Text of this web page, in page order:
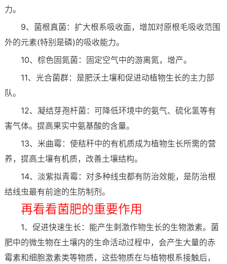
力。
9、菌根真菌：扩大根系吸收面，增加对原根毛吸收范围
外的元素(特别是磷)的吸收能力。
10、棕色固氮菌：固定空气中的游离氮，增产。
11、光合菌群：是肥沃土壤和促进动植物生长的主力部
队。
12、凝结芽孢杆菌：可降低环境中的氨气、硫化氢等有
害气体。提高果实中氨基酸的含量。
13、米曲霉：使秸秆中的有机质成为植物生长所需的营
养，提高土壤有机质，改善土壤结构。
14、淡紫拟青霉：对多种线虫都有防治效能，是防治根
结线虫最有前途的生防制剂。
再看看菌肥的重要作用
1、促进快速生长：能产生刺激作物生长的生物激素。菌
肥中的微生物在土壤内的生命活动过程中，会产生大量的赤
霉素和细胞激素类等物质，这些物质在与植物根系接触后，